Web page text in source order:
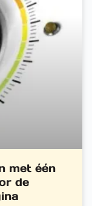
met één
de